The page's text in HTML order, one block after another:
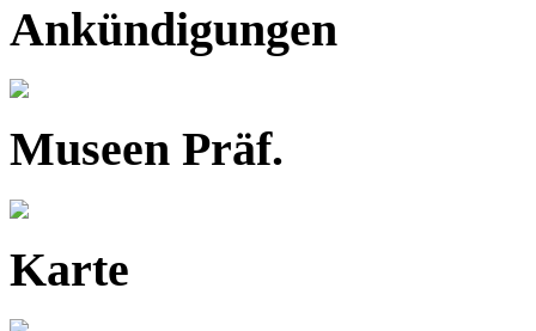
Ankündigungen
Museen Präf.
Karte